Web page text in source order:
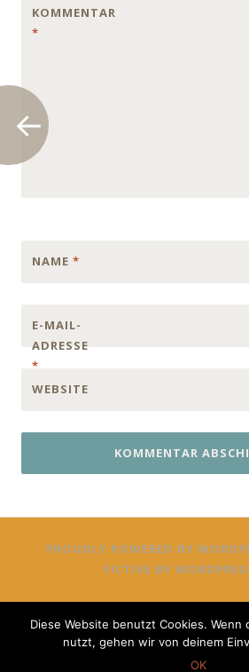
KOMMENTAR
*
NAME *
E-MAIL-
ADRESSE
*
WEBSITE
PROUDLY POWERED BY
FICTIVE BY
Diese Website benutzt Cookies.
nutzt, gehen wir von deinem
OK